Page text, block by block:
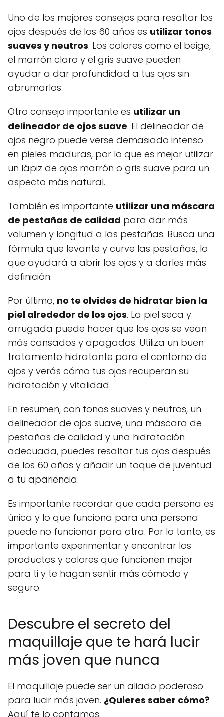
Uno de los mejores consejos para resaltar los
ojos después de los 60 años es utilizar tonos
suaves y neutros. Los colores como el beige,
el marrón claro y el gris suave pueden
ayudar a dar profundidad a tus ojos sin
abrumarlos.
Otro consejo importante es utilizar un
delineador de ojos suave. El delineador de
ojos negro puede verse demasiado intenso
en pieles maduras, por lo que es mejor utilizar
un lápiz de ojos marrón o gris suave para un
aspecto más natural.
También es importante utilizar una máscara
de pestañas de calidad para dar más
volumen y longitud a las pestañas. Busca una
fórmula que levante y curve las pestañas, lo
que ayudará a abrir los ojos y a darles más
definición.
Por último, no te olvides de hidratar bien la
piel alrededor de los ojos. La piel seca y
arrugada puede hacer que los ojos se vean
más cansados y apagados. Utiliza un buen
tratamiento hidratante para el contorno de
ojos y verás cómo tus ojos recuperan su
hidratación y vitalidad.
En resumen, con tonos suaves y neutros, un
delineador de ojos suave, una máscara de
pestañas de calidad y una hidratación
adecuada, puedes resaltar tus ojos después
de los 60 años y añadir un toque de juventud
a tu apariencia.
Es importante recordar que cada persona es
única y lo que funciona para una persona
puede no funcionar para otra. Por lo tanto, es
importante experimentar y encontrar los
productos y colores que funcionen mejor
para ti y te hagan sentir más cómodo y
seguro.
Descubre el secreto del
maquillaje que te hará lucir
más joven que nunca
El maquillaje puede ser un aliado poderoso
para lucir más joven. ¿Quieres saber cómo?
Aquí te lo contamos.